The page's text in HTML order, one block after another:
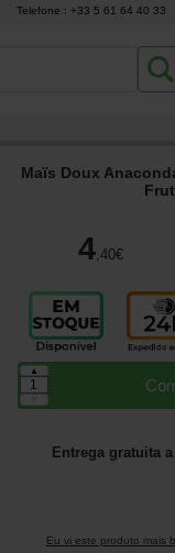
Telefone : +33 5 61 64 40 33
Maïs Doux
4,40€
▲
Entrega gratuita
Eu vi este produto mais